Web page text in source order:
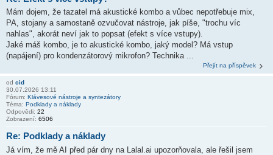
Mám dojem, že tazatel má akustické kombo a vůbec nepotřebuje mix,
PA, stojany a samostaně ozvučovat nástroje, jak píše, "trochu víc
nahlas", akorát neví jak to popsat (efekt s více vstupy).
Jaké máš kombo, je to akustické kombo, jaký model? Má vstup
(napájení) pro kondenzátorový mikrofon? Technika ...
Přejít na příspěvek
od cid
30.07.2026 13:11
Fórum: Klávesové nástroje a syntezátory
Téma: Podklady a náklady
Odpovědi: 22
Zobrazení: 6506
Re: Podklady a náklady
Já vím, že mě AI před pár dny na Lalal.ai upozorňovala, ale řešil jsem